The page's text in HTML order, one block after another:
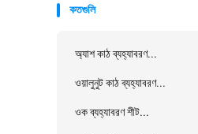
কতগুলি
অ্যাশ কাঠ ব্যহ্যাবরণ...
ওয়ালুনুট কাঠ ব্যহ্যাবরণ...
ওক ব্যহ্যাবরণ শীট...